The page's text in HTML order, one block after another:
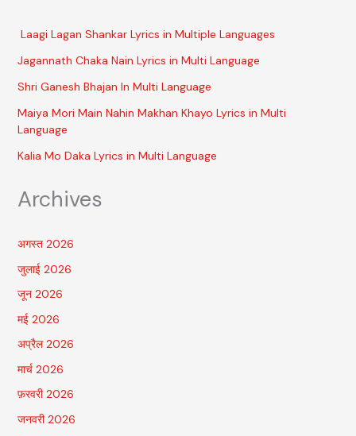
Laagi Lagan Shankar Lyrics in Multiple Languages
Jagannath Chaka Nain Lyrics in Multi Language
Shri Ganesh Bhajan In Multi Language
Maiya Mori Main Nahin Makhan Khayo Lyrics in Multi
Language
Kalia Mo Daka Lyrics in Multi Language
Archives
अगस्त 2026
जुलाई 2026
जून 2026
मई 2026
अप्रैल 2026
मार्च 2026
फ़रवरी 2026
जनवरी 2026